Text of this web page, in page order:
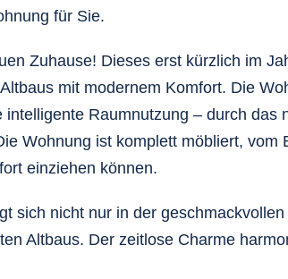
für Sie.
Zuhause! Dieses erst kürzlich im
mit modernem Komfort. Die
Raumnutzung – durch
Wohnung ist komplett möbliert,
einziehen können.
sich nicht nur in der
Altbaus. Der zeitlose Charme